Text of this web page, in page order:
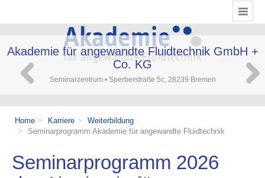
Akademie für angewandte Fluidtechnik GmbH +
Co. KG
Seminarzentrum • Sperberstraße 5c, 28239 Bremen
Home Karriere
Weiterbildung
Seminarprogramm Akademie für angewandte Fluidtechnik
Seminarprogramm 2026